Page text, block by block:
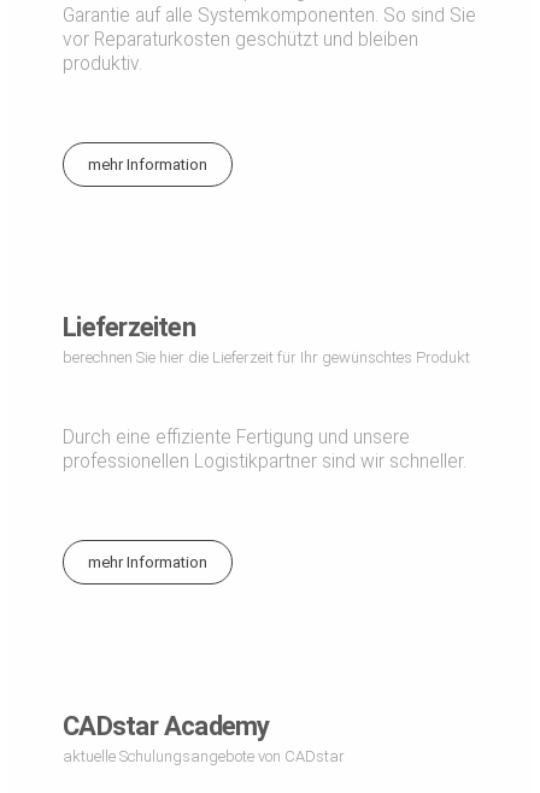
Garantie auf alle Systemkomponenten. So sind Sie
vor Reparaturkosten geschützt und bleiben
produktiv.
mehr Information
Lieferzeiten
berechnen Sie hier die Lieferzeit für Ihr gewünschtes Produkt
Durch eine effiziente Fertigung und unsere
professionellen Logistikpartner sind wir schneller.
mehr Information
CADstar Academy
aktuelle Schulungsangebote von CADstar